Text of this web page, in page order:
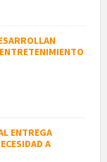
ENTREGA
A